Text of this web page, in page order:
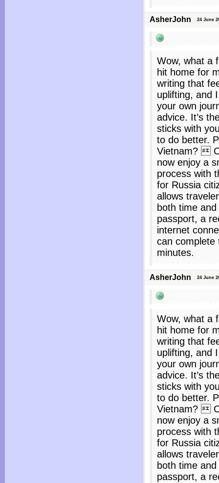
AsherJohn 24 June
Wow, what a
hit home for
writing that
uplifting, and
your own
advice. It’s
sticks with
to do better.
Vietnam? 
now enjoy a
process with
for Russia
allows
both time
passport, a
internet
can complete
minutes.
AsherJohn 24 June
Wow, what a
hit home for
writing that
uplifting, and
your own
advice. It’s
sticks with
to do better.
Vietnam? 
now enjoy a
process with
for Russia
allows
both time
passport, a